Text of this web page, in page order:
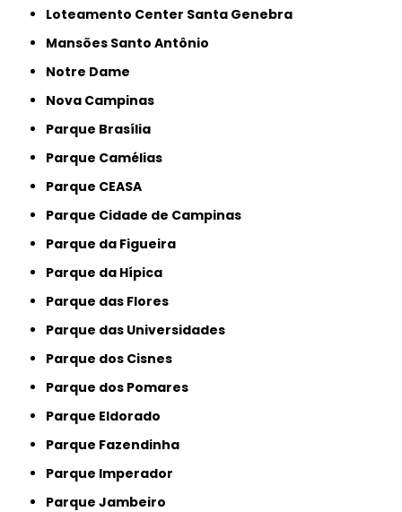
Loteamento Center Santa Genebra
Mansões Santo Antônio
Notre Dame
Nova Campinas
Parque Brasília
Parque Camélias
Parque CEASA
Parque Cidade de Campinas
Parque da Figueira
Parque da Hípica
Parque das Flores
Parque das Universidades
Parque dos Cisnes
Parque dos Pomares
Parque Eldorado
Parque Fazendinha
Parque Imperador
Parque Jambeiro